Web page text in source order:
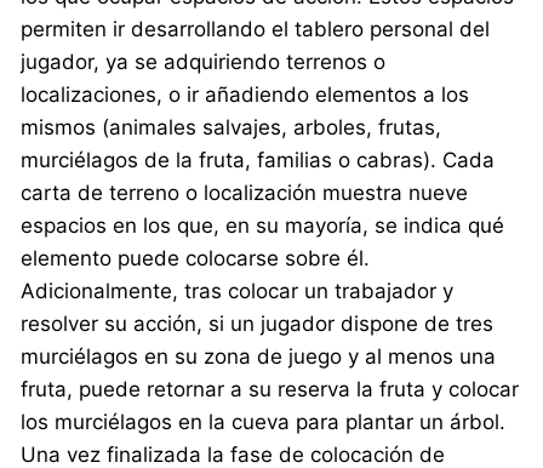
permiten ir desarrollando el tablero personal del
jugador, ya se adquiriendo terrenos o
localizaciones, o ir añadiendo elementos a los
mismos (animales salvajes, arboles, frutas,
murciélagos de la fruta, familias o cabras). Cada
carta de terreno o localización muestra nueve
espacios en los que, en su mayoría, se indica qué
elemento puede colocarse sobre él.
Adicionalmente, tras colocar un trabajador y
resolver su acción, si un jugador dispone de tres
murciélagos en su zona de juego y al menos una
fruta, puede retornar a su reserva la fruta y colocar
los murciélagos en la cueva para plantar un árbol.
Una vez finalizada la fase de colocación de